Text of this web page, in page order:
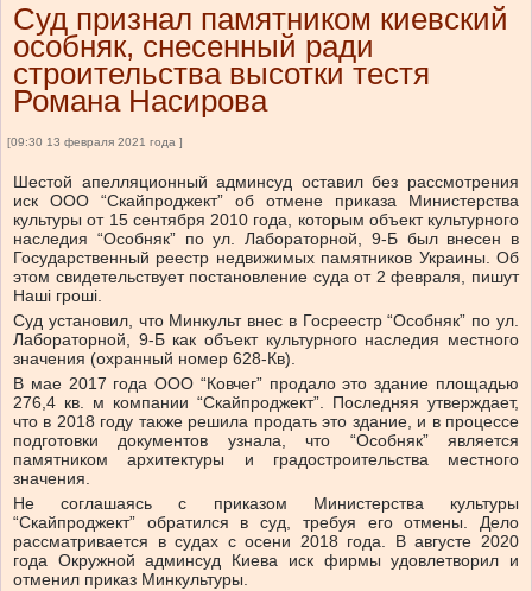
Суд признал памятником киевский
особняк, снесенный ради
строительства высотки тестя
Романа Насирова
[09:30 13 февраля 2021 года ]
Шестой апелляционный админсуд оставил без рассмотрения
иск ООО “Скайпроджект” об отмене приказа Министерства
культуры от 15 сентября 2010 года, которым объект культурного
наследия “Особняк” по ул. Лабораторной, 9-Б был внесен в
Государственный реестр недвижимых памятников Украины. Об
этом свидетельствует постановление суда от 2 февраля, пишут
Наші гроші.
Суд установил, что Минкульт внес в Госреестр “Особняк” по ул.
Лабораторной, 9-Б как объект культурного наследия местного
значения (охранный номер 628-Кв).
В мае 2017 года ООО “Ковчег” продало это здание площадью
276,4 кв. м компании “Скайпроджект”. Последняя утверждает,
что в 2018 году также решила продать это здание, и в процессе
подготовки документов узнала, что “Особняк” является
памятником архитектуры и градостроительства местного
значения.
Не соглашаясь с приказом Министерства культуры
“Скайпроджект” обратился в суд, требуя его отмены. Дело
рассматривается в судах с осени 2018 года. В августе 2020
года Окружной админсуд Киева иск фирмы удовлетворил и
отменил приказ Минкультуры.